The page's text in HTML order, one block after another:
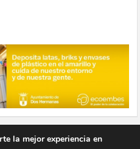
la mejor experiencia en